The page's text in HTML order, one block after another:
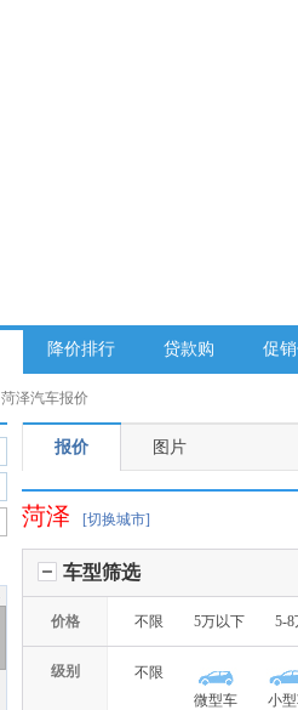
降价排行 贷款购 促
菏泽汽车报价
报价 图片
菏泽 [切换城市]
车型筛选
价格 不限 5万以下 5-8
级别
不限
微型车
小